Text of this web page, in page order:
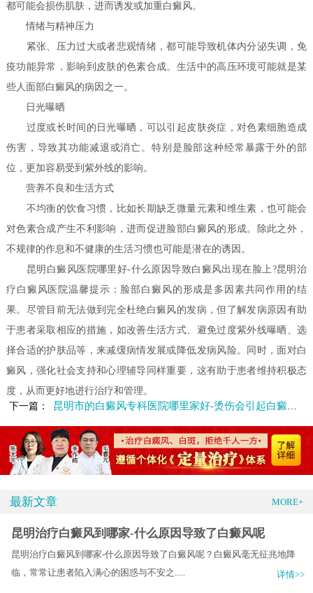
都可能会损伤肌肤，进而诱发或加重白癜风。
情绪与精神压力
紧张、压力过大或者悲观情绪，都可能导致机体内分泌失调，免
疫功能异常，影响到皮肤的色素合成。生活中的高压环境可能就是某
些人面部白癜风的病因之一。
日光曝晒
过度或长时间的日光曝晒，可以引起皮肤炎症，对色素细胞造成
伤害，导致其功能减退或消亡。特别是脸部这种经常暴露于外的部
位，更加容易受到紫外线的影响。
营养不良和生活方式
不均衡的饮食习惯，比如长期缺乏微量元素和维生素，也可能会
对色素合成产生不利影响，进而促进脸部白癜风的形成。除此之外，
不规律的作息和不健康的生活习惯也可能是潜在的诱因。
昆明白癜风医院哪里好-什么原因导致白癜风出现在脸上?昆明治
疗白癜风医院温馨提示：脸部白癜风的形成是多因素共同作用的结
果。尽管目前无法做到完全杜绝白癜风的发病，但了解发病原因有助
于患者采取相应的措施，如改善生活方式、避免过度紫外线曝晒、选
择合适的护肤品等，来减缓病情发展或降低发病风险。同时，面对白
癜风，强化社会支持和心理辅导同样重要，这有助于患者维持积极态
度，从而更好地进行治疗和管理。
下一篇：
昆明市的白癜风专科医院哪里家好-烫伤会引起白癜风吗
最新文章 MORE+
昆明治疗白癜风到哪家-什么原因导致了白癜风呢
昆明治疗白癜风到哪家-什么原因导致了白癜风呢？白癜风毫无征兆地降
临，常常让患者陷入满心的困惑与不安之.....
详情>>